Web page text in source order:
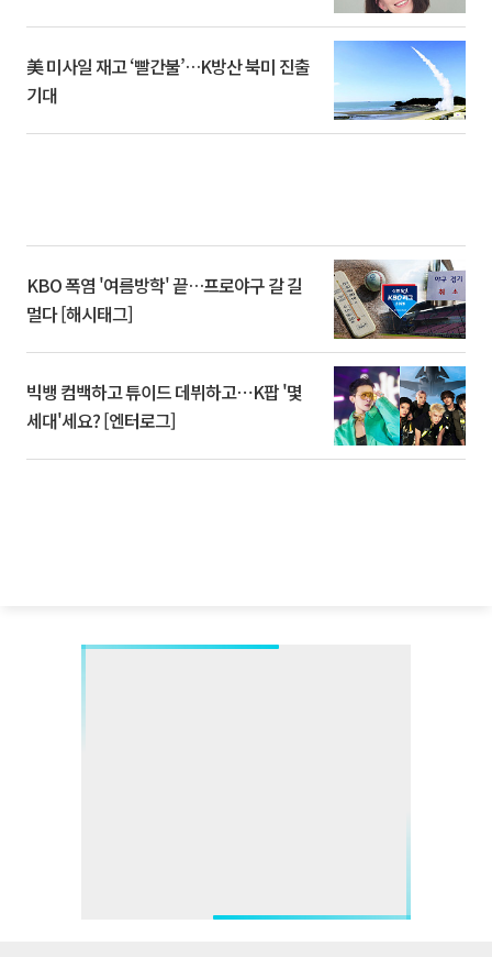
美 미사일 재고 ‘빨간불’…K방산 북미 진출
기대
KBO 폭염 '여름방학' 끝…프로야구 갈 길
멀다 [해시태그]
빅뱅 컴백하고 튜이드 데뷔하고⋯K팝 '몇
세대'세요? [엔터로그]